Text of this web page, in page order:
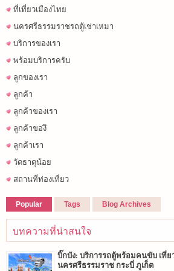
ที่เที่ยวเมืองไทย
นครศรีธรรมราชรถตู้เช่าเหมา
บริการของเรา
พร้อมบริการครับ
ลูกของเรา
ลูกค้า
ลูกค้าของเรา
ลูกค้าของึ
ลูกค้าเรา
วัดธาตุน้อย
สถานที่ท่องเที่ยว
Popular Tags Blog Archives
บทความที่น่าสนใจ
บิ๊กบัง: บริการรถตู้พร้อมคนขับ เที่
นครศรีธรรมราช กระบี่ ภูเก็ต